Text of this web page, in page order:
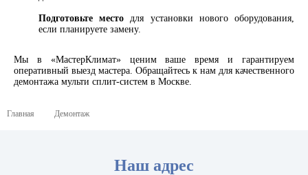
Подготовьте место для установки нового оборудования,
если планируете замену.
Мы в «МастерКлимат» ценим ваше время и гарантируем
оперативный выезд мастера. Обращайтесь к нам для качественного
демонтажа мульти сплит-систем в Москве.
Главная Демонтаж
Наш адрес